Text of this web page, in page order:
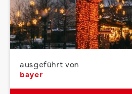
ausgeführt von
bayer